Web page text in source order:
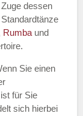
dessen
Rumba und
Sie einen
für Sie
sich hierbei